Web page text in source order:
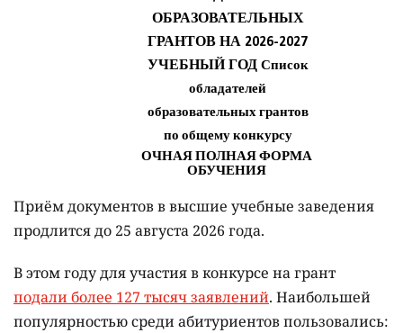
Приём документов в высшие учебные заведения
продлится до 25 августа 2026 года.
В этом году для участия в конкурсе на грант
подали более 127 тысяч заявлений. Наибольшей
популярностью среди абитуриентов пользовались: